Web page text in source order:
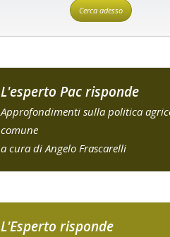
Cerca adesso
L'esperto Pac risponde
Approfondimenti sulla politica
comune
a cura di Angelo Frascarelli
L'Esperto risponde